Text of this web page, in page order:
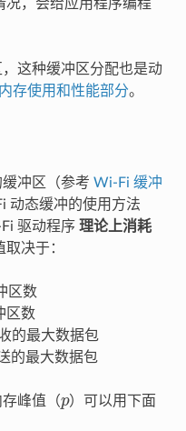
，会给应用程序编程
这种缓冲区分配也是动
存使用和性能部分。
冲区（参考 Wi-Fi 缓冲
动态缓冲的使用方法
驱动程序 理论上消耗
决于：
区数
区数
的最大数据包
的最大数据包
峰值（ p）可以用下面